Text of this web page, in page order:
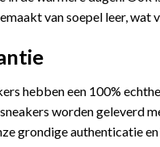
van soepel leer,
hebben een 100%
worden geleverd
grondige authenticatie